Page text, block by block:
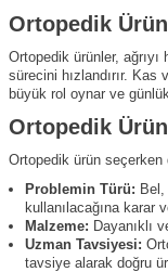
Ortopedik
Ortopedik ürünler,
sürecini hızlandırır. Kas
büyük rol oynar ve
Ortopedik
Ortopedik ürün
Problemin Türü: Bel,
kullanılacağına karar
Malzeme: Dayanıklı
Uzman Tavsiyesi:
tavsiye alarak doğru